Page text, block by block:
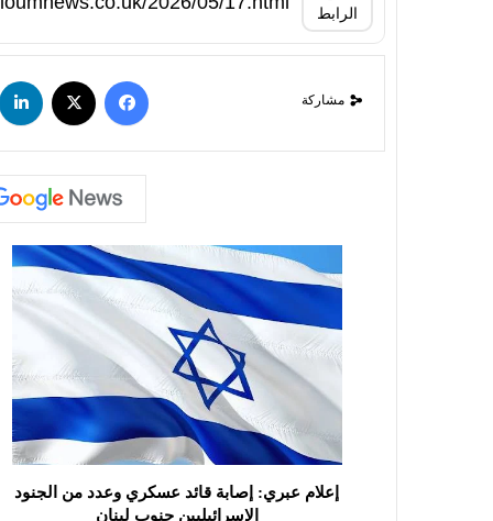
الرابط
مشاركة
إعلام عبري: إصابة قائد عسكري وعدد من الجنود
الإسرائيليين جنوب لبنان